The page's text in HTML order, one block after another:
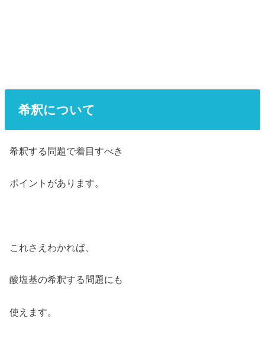
希釈について
希釈する問題で着目すべき
ポイントがあります。
これさえわかれば、
酸塩基の希釈する問題にも
使えます。